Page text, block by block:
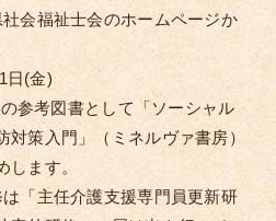
士会のホームページか
(金)
考図書として「ソーシャル
策入門」（ミネルヴァ書房）
します。
介護支援専門員更新研